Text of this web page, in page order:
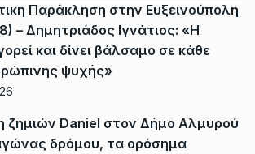
Παράκληση στην Ευξεινούπολη
– Δημητριάδος Ιγνάτιος: «Η
και δίνει βάλσαμο σε κάθε
ψυχής»
ζημιών Daniel στον Δήμο Αλμυρού
δρόμου, τα ορόσημα